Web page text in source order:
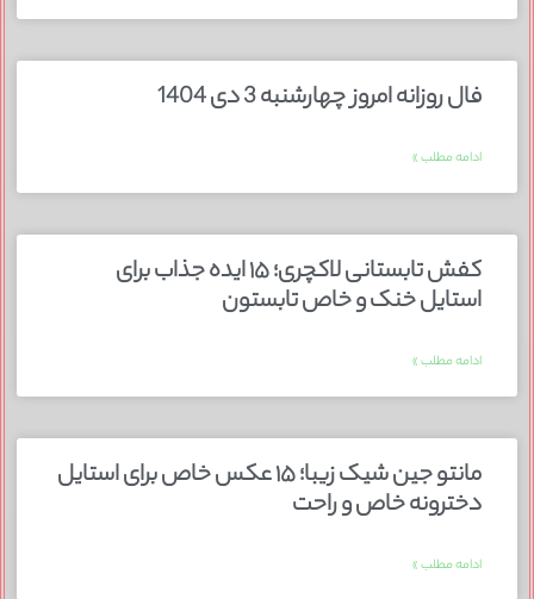
فال روزانه امروز چهارشنبه 3 دی 1404
ادامه مطلب »
کفش تابستانی لاکچری؛ ۱۵ ایده‌ جذاب برای
استایل خنک و خاص تابستون
ادامه مطلب »
مانتو جین شیک زیبا؛ ۱۵ عکس خاص برای استایل
دخترونه خاص و راحت
ادامه مطلب »